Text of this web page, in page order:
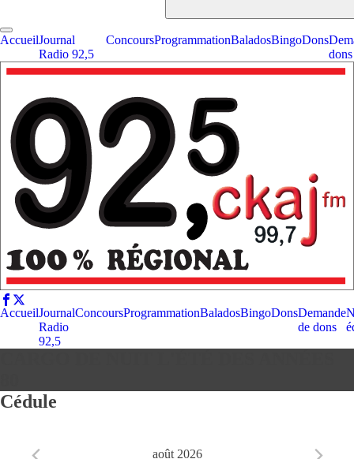
AccueilJournal
Radio 92,5
ConcoursProgrammationBaladosBingoDons
dons
AccueilJournal
Radio
92,5
ConcoursProgrammationBaladosBingoDonsDemande
de dons
Cédule
août 2026